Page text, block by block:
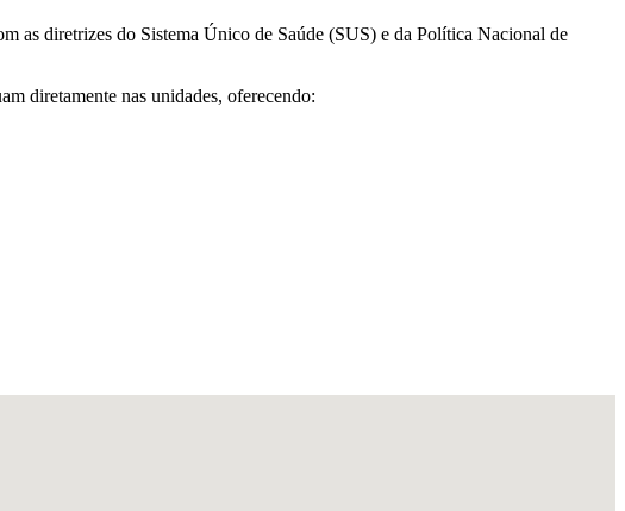
as diretrizes do Sistema Único de Saúde (SUS) e da Política Nacional de
diretamente nas unidades, oferecendo: